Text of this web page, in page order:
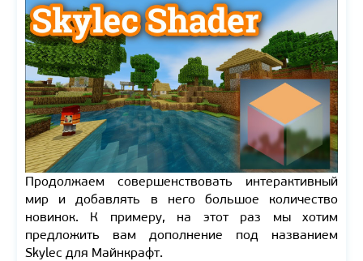
Продолжаем совершенствовать интерактивный
мир и добавлять в него большое количество
новинок. К примеру, на этот раз мы хотим
предложить вам дополнение под названием
Skylec для Майнкрафт.